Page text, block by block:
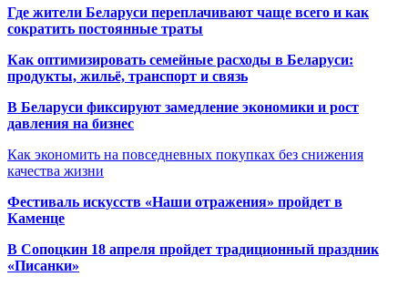
Где жители Беларуси переплачивают чаще всего и как
сократить постоянные траты
Как оптимизировать семейные расходы в Беларуси:
продукты, жильё, транспорт и связь
В Беларуси фиксируют замедление экономики и рост
давления на бизнес
Как экономить на повседневных покупках без снижения
качества жизни
Фестиваль искусств «Наши отражения» пройдет в
Каменце
В Сопоцкин 18 апреля пройдет традиционный праздник
«Писанки»